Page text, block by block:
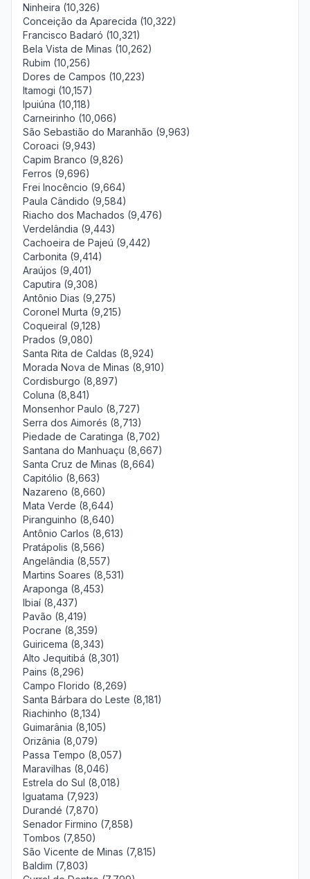
Ninheira (10,326)
Conceição da Aparecida (10,322)
Francisco Badaró (10,321)
Bela Vista de Minas (10,262)
Rubim (10,256)
Dores de Campos (10,223)
Itamogi (10,157)
Ipuiúna (10,118)
Carneirinho (10,066)
São Sebastião do Maranhão (9,963)
Coroaci (9,943)
Capim Branco (9,826)
Ferros (9,696)
Frei Inocêncio (9,664)
Paula Cândido (9,584)
Riacho dos Machados (9,476)
Verdelândia (9,443)
Cachoeira de Pajeú (9,442)
Carbonita (9,414)
Araújos (9,401)
Caputira (9,308)
Antônio Dias (9,275)
Coronel Murta (9,215)
Coqueiral (9,128)
Prados (9,080)
Santa Rita de Caldas (8,924)
Morada Nova de Minas (8,910)
Cordisburgo (8,897)
Coluna (8,841)
Monsenhor Paulo (8,727)
Serra dos Aimorés (8,713)
Piedade de Caratinga (8,702)
Santana do Manhuaçu (8,667)
Santa Cruz de Minas (8,664)
Capitólio (8,663)
Nazareno (8,660)
Mata Verde (8,644)
Piranguinho (8,640)
Antônio Carlos (8,613)
Pratápolis (8,566)
Angelândia (8,557)
Martins Soares (8,531)
Araponga (8,453)
Ibiaí (8,437)
Pavão (8,419)
Pocrane (8,359)
Guiricema (8,343)
Alto Jequitibá (8,301)
Pains (8,296)
Campo Florido (8,269)
Santa Bárbara do Leste (8,181)
Riachinho (8,134)
Guimarânia (8,105)
Orizânia (8,079)
Passa Tempo (8,057)
Maravilhas (8,046)
Estrela do Sul (8,018)
Iguatama (7,923)
Durandé (7,870)
Senador Firmino (7,858)
Tombos (7,850)
São Vicente de Minas (7,815)
Baldim (7,803)